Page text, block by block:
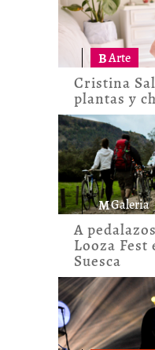
BArte
Cristina
plantas y
MGaleria
A
Looza Fest
Suesca